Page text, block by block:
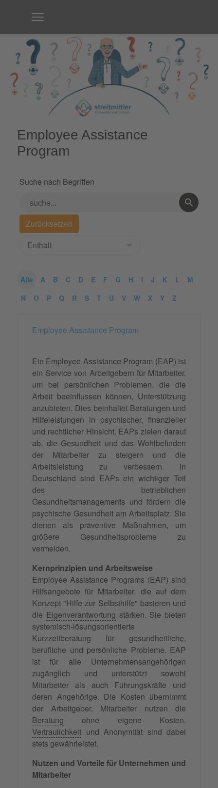
Employee Assistance
Program
Suche nach Begriffen
Alle A B C D E F G H I J K L
M
N
O P Q R S T U V W X Y Z
Employee Assistance Program
Ein Employee Assistance Program (EAP) ist
ein Service von Arbeitgebern für Mitarbeiter,
um bei persönlichen Problemen, die die
Arbeit beeinflussen können, Unterstützung
anzubieten. Dies beinhaltet Beratungen und
Hilfeleistungen in psychischer, finanzieller
und rechtlicher Hinsicht. EAPs zielen darauf
ab, die Gesundheit und das Wohlbefinden
der Mitarbeiter zu steigern und die
Arbeitsleistung zu verbessern. In
Deutschland sind EAPs ein wichtiger Teil
des betrieblichen
Gesundheitsmanagements und fördern die
psychische Gesundheit am Arbeitsplatz. Sie
dienen als präventive Maßnahmen, um
größere Gesundheitsprobleme zu
vermeiden.
Kernprinzipien und Arbeitsweise
Employee Assistance Programs (EAP) sind
Hilfsangebote für Mitarbeiter, die auf dem
Konzept "Hilfe zur Selbsthilfe" basieren und
die Eigenverantwortung stärken. Sie bieten
systemisch-lösungsorientierte
Kurzzeitberatung für gesundheitliche,
berufliche und persönliche Probleme. EAP
ist für alle Unternehmensangehörigen
zugänglich und unterstützt sowohl
Mitarbeiter als auch Führungskräfte und
deren Angehörige. Die Kosten übernimmt
der Arbeitgeber, Mitarbeiter nutzen die
Beratung ohne eigene Kosten.
Vertraulichkeit und Anonymität sind dabei
stets gewährleistet.
Nutzen und Vorteile für Unternehmen und
Mitarbeiter